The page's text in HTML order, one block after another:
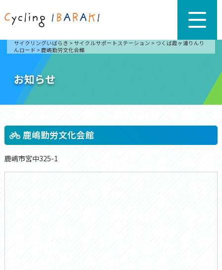
サイクリングいばらき > サイクルサポートステーション > つくば霞ヶ浦りんり
んロード > 鹿嶋勤労文化会館
お知らせ
鹿嶋勤労文化会館
鹿嶋市宮中325-1